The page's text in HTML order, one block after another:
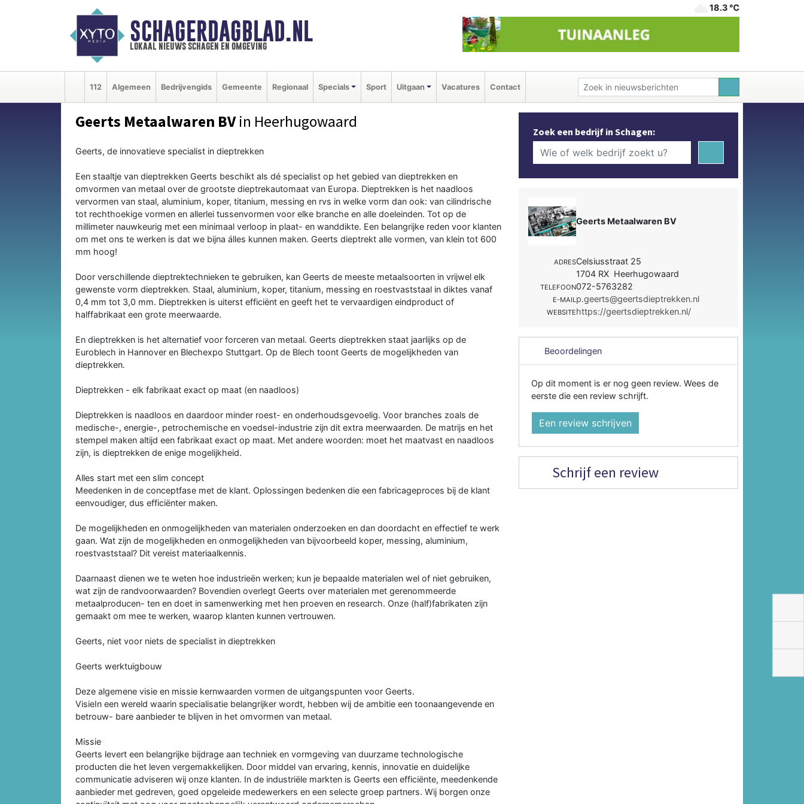
SCHAGERDAGBLAD.NL
lokaal nieuws schagen en omgeving
18.3 ℃
112 Algemeen Bedrijvengids Gemeente Regionaal Specials Sport Uitgaan Vacatures Contact
Geerts Metaalwaren BVin Heerhugowaard
Geerts, de innovatieve specialist in dieptrekken
Een staaltje van dieptrekken Geerts beschikt als dé specialist op het gebied van dieptrekken en
omvormen van metaal over de grootste dieptrekautomaat van Europa. Dieptrekken is het naadloos
vervormen van staal, aluminium, koper, titanium, messing en rvs in welke vorm dan ook: van cilindrische
tot rechthoekige vormen en allerlei tussenvormen voor elke branche en alle doeleinden. Tot op de
millimeter nauwkeurig met een minimaal verloop in plaat- en wanddikte. Een belangrijke reden voor klanten
om met ons te werken is dat we bijna álles kunnen maken. Geerts dieptrekt alle vormen, van klein tot 600
mm hoog!
Door verschillende dieptrektechnieken te gebruiken, kan Geerts de meeste metaalsoorten in vrijwel elk
gewenste vorm dieptrekken. Staal, aluminium, koper, titanium, messing en roestvaststaal in diktes vanaf
0,4 mm tot 3,0 mm. Dieptrekken is uiterst efficiënt en geeft het te vervaardigen eindproduct of
halffabrikaat een grote meerwaarde.
En dieptrekken is het alternatief voor forceren van metaal. Geerts dieptrekken staat jaarlijks op de
Euroblech in Hannover en Blechexpo Stuttgart. Op de Blech toont Geerts de mogelijkheden van
dieptrekken.
Dieptrekken - elk fabrikaat exact op maat (en naadloos)
Dieptrekken is naadloos en daardoor minder roest- en onderhoudsgevoelig. Voor branches zoals de
medische-, energie-, petrochemische en voedsel-industrie zijn dit extra meerwaarden. De matrijs en het
stempel maken altijd een fabrikaat exact op maat. Met andere woorden: moet het maatvast en naadloos
zijn, is dieptrekken de enige mogelijkheid.
Alles start met een slim concept
Meedenken in de conceptfase met de klant. Oplossingen bedenken die een fabricageproces bij de klant
eenvoudiger, dus efficiënter maken.
De mogelijkheden en onmogelijkheden van materialen onderzoeken en dan doordacht en effectief te werk
gaan. Wat zijn de mogelijkheden en onmogelijkheden van bijvoorbeeld koper, messing, aluminium,
roestvaststaal? Dit vereist materiaalkennis.
Daarnaast dienen we te weten hoe industrieën werken; kun je bepaalde materialen wel of niet gebruiken,
wat zijn de randvoorwaarden? Bovendien overlegt Geerts over materialen met gerenommeerde
metaalproducen- ten en doet in samenwerking met hen proeven en research. Onze (half)fabrikaten zijn
gemaakt om mee te werken, waarop klanten kunnen vertrouwen.
Geerts, niet voor niets de specialist in dieptrekken
Geerts werktuigbouw
Deze algemene visie en missie kernwaarden vormen de uitgangspunten voor Geerts.
VisieIn een wereld waarin specialisatie belangrijker wordt, hebben wij de ambitie een toonaangevende en
betrouw- bare aanbieder te blijven in het omvormen van metaal.
Missie
Geerts levert een belangrijke bijdrage aan techniek en vormgeving van duurzame technologische
producten die het leven vergemakkelijken. Door middel van ervaring, kennis, innovatie en duidelijke
communicatie adviseren wij onze klanten. In de industriële markten is Geerts een efficiënte, meedenkende
aanbieder met gedreven, goed opgeleide medewerkers en een selecte groep partners. Wij borgen onze
Zoek een bedrijf in Schagen:
Geerts Metaalwaren BV
ADRESCelsiusstraat 25
1704 RX Heerhugowaard
TELEFOON072-5763282
E-MAILp.geerts@geertsdieptrekken.nl
WEBSITEhttps://geertsdieptrekken.nl/
Beoordelingen
Op dit moment is er nog geen review. Wees de
eerste die een review schrijft.
Een review schrijven
Schrijf een review